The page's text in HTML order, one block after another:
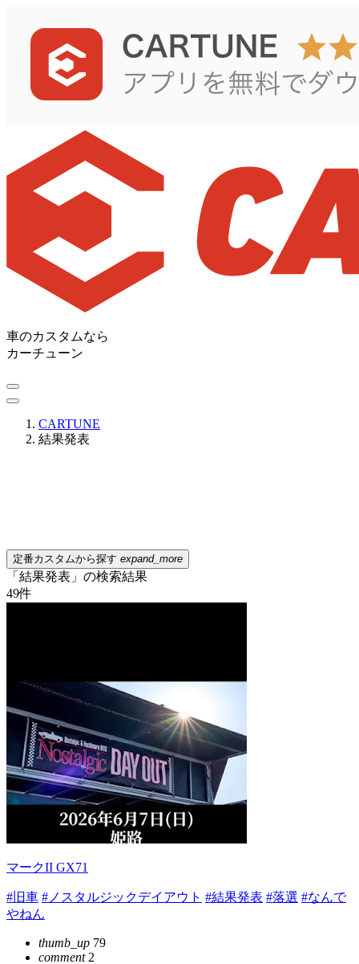
車のカスタムなら
カーチューン
CARTUNE
結果発表
定番カスタムから探す expand_more
「結果発表」の検索結果
49件
マークII GX71
#旧車 #ノスタルジックデイアウト #結果発表 #落選 #なんで
やねん
thumb_up 79
comment2